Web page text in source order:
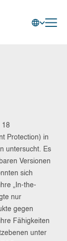
18
Protection) in
untersucht. Es
Versionen
sich
„In-the-
nur
gegen
Fähigkeiten
unter